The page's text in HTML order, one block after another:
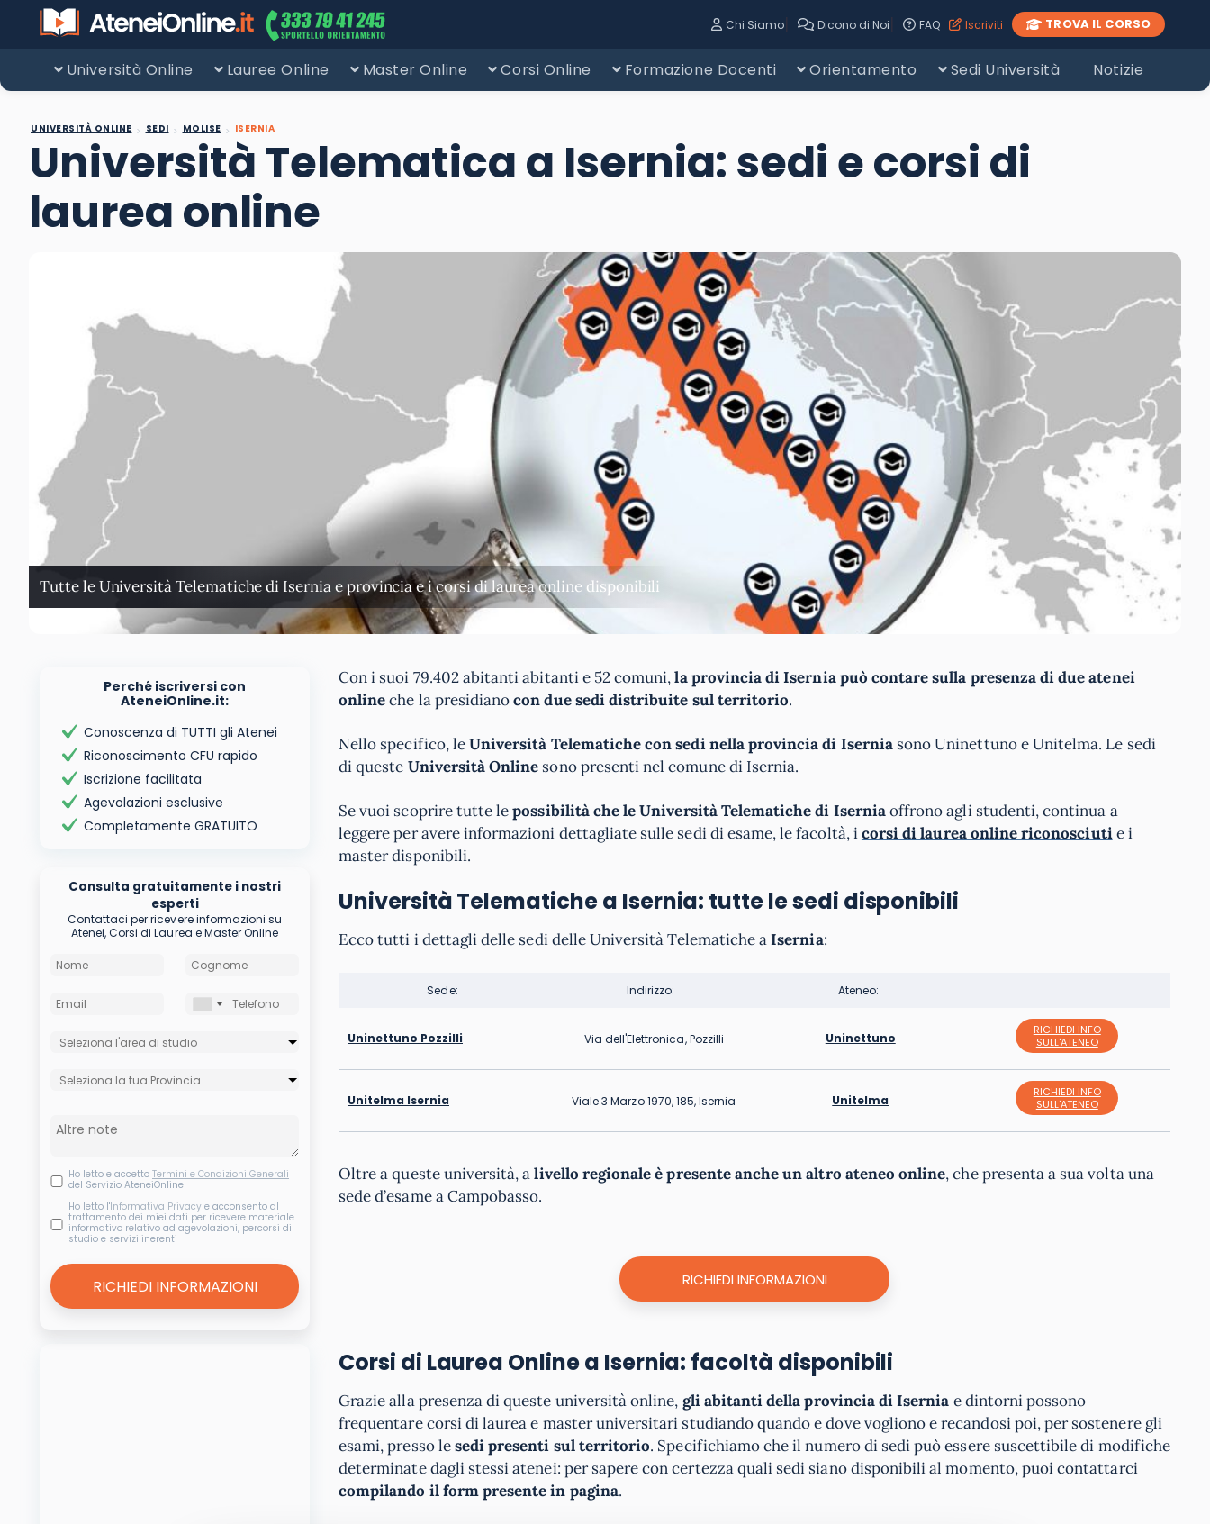
Chi Siamo| Dicono di Noi| FAQ Iscriviti TROVA IL CORSO
Università Online Lauree Online Master Online Corsi Online Formazione Docenti Orientamento Sedi Università Notizie
UNIVERSITÀ ONLINE SEDI MOLISE ISERNIA
Università Telematica a Isernia: sedi e corsi di
laurea online
Tutte le Università Telematiche di Isernia e provincia e i corsi di laurea online disponibili
Perché iscriversi con
AteneiOnline.it:
Conoscenza di TUTTI gli Atenei
Riconoscimento CFU rapido
Iscrizione facilitata
Agevolazioni esclusive
Completamente GRATUITO
Consulta gratuitamente i nostri
esperti
Contattaci per ricevere informazioni su
Atenei, Corsi di Laurea e Master Online
Ho letto e accetto Termini e Condizioni Generali
del Servizio AteneiOnline
Ho letto l'Informativa Privacy e acconsento al
trattamento dei miei dati per ricevere materiale
informativo relativo ad agevolazioni, percorsi di
studio e servizi inerenti
Con i suoi 79.402 abitanti abitanti e 52 comuni,la provincia di Isernia può contare sulla presenza di due atenei
onlineche la presidianocon due sedi distribuite sul territorio.
Nello specifico, leUniversità Telematiche con sedi nella provincia di Iserniasono Uninettuno e Unitelma. Le sedi
di queste Università Online sono presenti nel comune di Isernia.
Se vuoi scoprire tutte lepossibilità che le Università Telematiche di Iserniaoffrono agli studenti, continua a
leggere per avere informazioni dettagliate sulle sedi di esame, le facoltà, icorsi di laurea online riconosciutie i
master disponibili.
Università Telematiche a Isernia: tutte le sedi disponibili
Ecco tutti i dettagli delle sedi delle Università Telematiche aIsernia:
Sede: Indirizzo: Ateneo:
Uninettuno Pozzilli Via dell'Elettronica, Pozzilli Uninettuno
RICHIEDI INFO
SULL'ATENEO
Unitelma Isernia Viale 3 Marzo 1970, 185, Isernia Unitelma
RICHIEDI INFO
SULL'ATENEO
Oltre a queste università, alivello regionale è presente anche un altro ateneo online, che presenta a sua volta una
sede d’esame a Campobasso.
RICHIEDI INFORMAZIONI
Corsi di Laurea Online a Isernia: facoltà disponibili
Grazie alla presenza di queste università online, gli abitanti della provincia di Isernia e dintorni possono
frequentare corsi di laurea e master universitari studiando quando e dove vogliono e recandosi poi, per sostenere gli
esami, presso lesedi presenti sul territorio. Specifichiamo che il numero di sedi può essere suscettibile di modifiche
determinate dagli stessi atenei: per sapere con certezza quali sedi siano disponibili al momento, puoi contattarci
compilando il form presente in pagina.